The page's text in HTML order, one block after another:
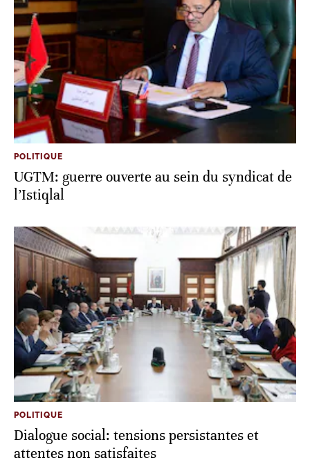
POLITIQUE
UGTM: guerre ouverte au sein du syndicat de
l’Istiqlal
POLITIQUE
Dialogue social: tensions persistantes et
attentes non satisfaites